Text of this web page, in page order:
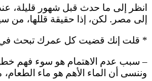
انظر إلى ما حدث قبل شهور قليلة،
إلى مصر. لكن، إذا حقيقة قللها،
* قلت إنك قضيت كل عمرك تبحث في شح
– سبب عدم الاهتمام هو سوء فهم
وننسى أن الماء الأهم هو ماء الطعام،